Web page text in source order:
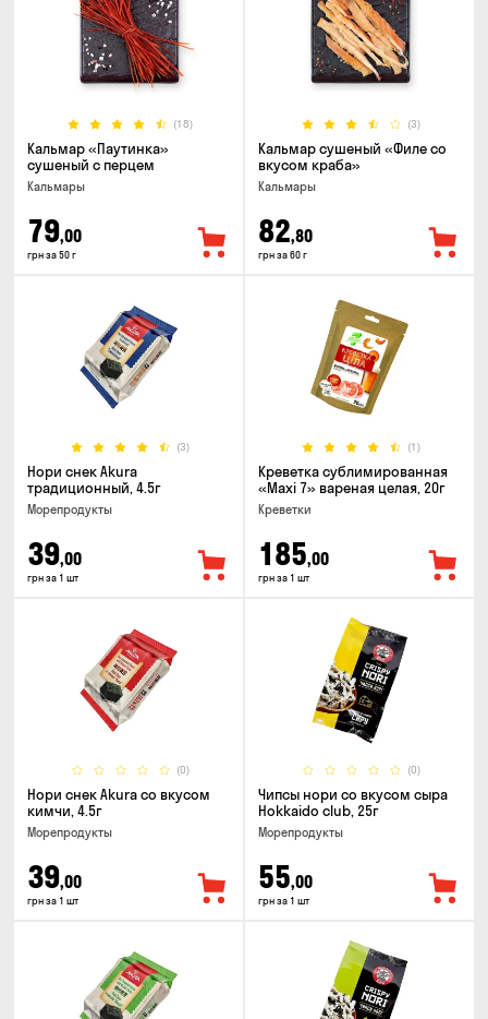
(18)
Кальмар «Паутинка»
сушеный с перцем
Кальмары
79,00
грн за 50 г
(3)
Кальмар сушеный «Филе со
вкусом краба»
Кальмары
82,80
грн за 60 г
(3)
Нори снек Akura
традиционный, 4.5г
Морепродукты
39,00
грн за 1 шт
(1)
Креветка сублимированная
«Maxi 7» вареная целая, 20г
Креветки
185,00
грн за 1 шт
(0)
Нори снек Akura со вкусом
кимчи, 4.5г
Морепродукты
39,00
грн за 1 шт
(0)
Чипсы нори со вкусом сыра
Hokkaido club, 25г
Морепродукты
55,00
грн за 1 шт